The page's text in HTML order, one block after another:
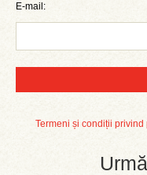
E-mail:
Termeni și condiții